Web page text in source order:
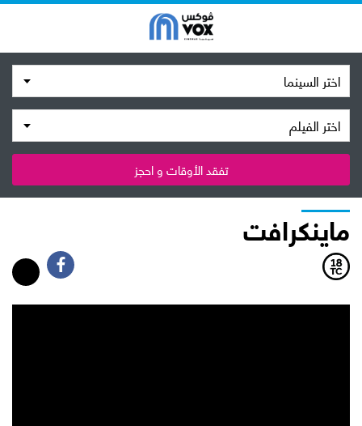
اختر السينما
اختر الفيلم
تفقد الأوقات و احجز
ماينكرافت